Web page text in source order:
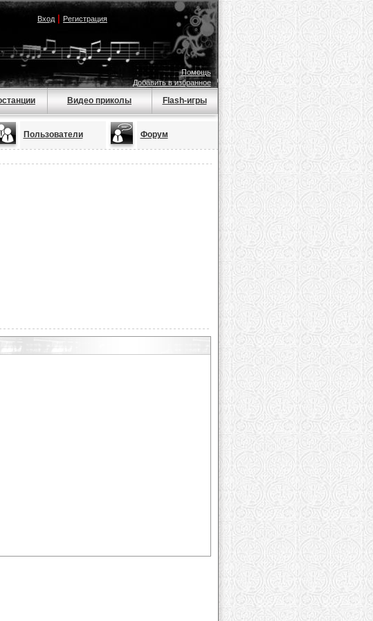
Вход| Регистрация
Помощь
Добавить в избранное
Видео приколы Flash-игры
Пользователи Форум